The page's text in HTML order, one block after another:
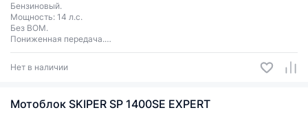
Бензиновый.
Мощность: 14 л.с.
Без ВОМ.
Пониженная передача.
Передачи 3+1.
Нет в наличии
Мотоблок SKIPER SP 1400SE EXPERT